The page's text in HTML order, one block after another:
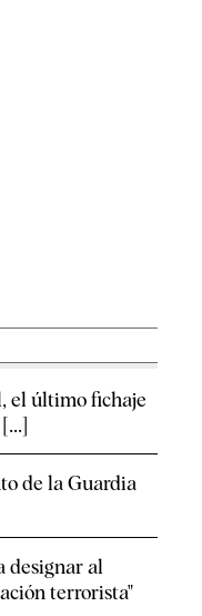
el último fichaje
de la Guardia
designar al
terrorista"